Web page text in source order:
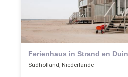
Ferienhaus in Strand en Duin
Südholland, Niederlande